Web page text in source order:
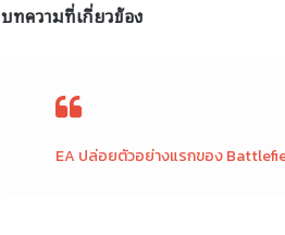
บทความที่เกี่ยวข้อง
EA ปล่อยตัวอย่างแรกของ